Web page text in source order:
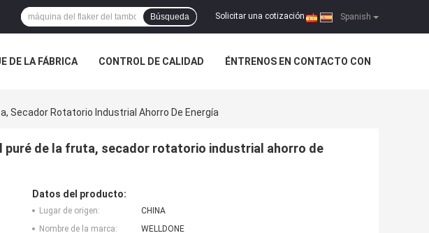
Spanish
Solicitar una cotización |
Búsqueda
DE LA FÁBRICA CONTROL DE CALIDAD ÉNTRENOS EN CONTACTO CON
Secador Rotatorio Industrial Ahorro De Energía
de la fruta, secador rotatorio industrial ahorro de
Datos del producto:
Lugar de origen:
CHINA
Nombre de la marca:
WELLDONE